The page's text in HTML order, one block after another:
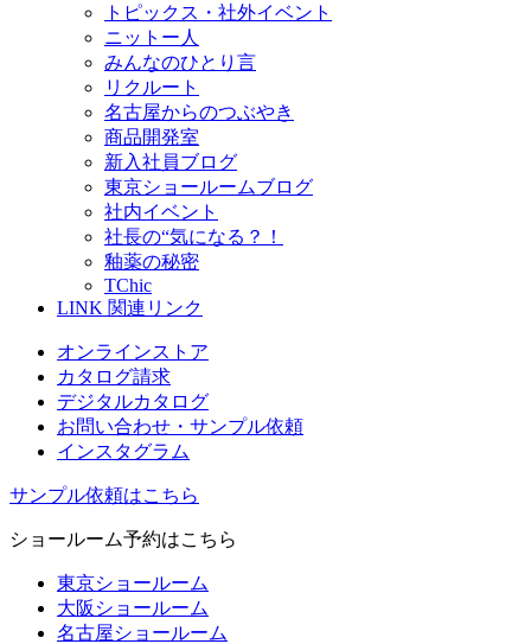
トピックス・社外イベント
ニットー人
みんなのひとり言
リクルート
名古屋からのつぶやき
商品開発室
新入社員ブログ
東京ショールームブログ
社内イベント
社長の“気になる？！
釉薬の秘密
TChic
LINK 関連リンク
オンラインストア
カタログ請求
デジタルカタログ
お問い合わせ・サンプル依頼
インスタグラム
サンプル依頼はこちら
ショールーム予約はこちら
東京ショールーム
大阪ショールーム
名古屋ショールーム